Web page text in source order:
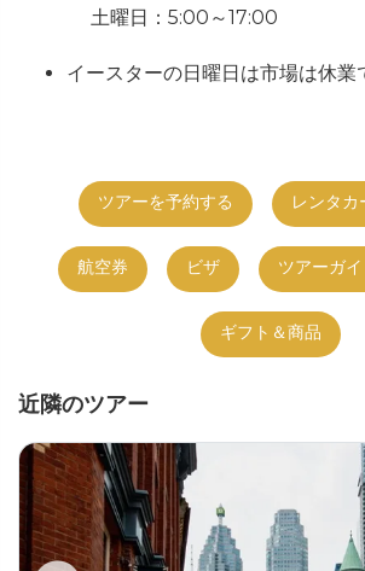
土曜日：5:00～17:00
イースターの日曜日は市場は休業
ツアーを予約する レンタカ
航空券 ビザ ツアーガ
ギフト＆商品
近隣のツアー